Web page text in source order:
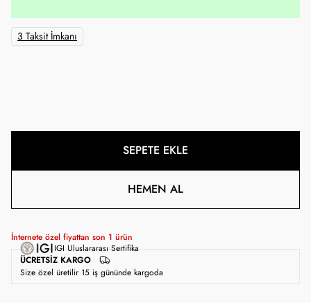
3 Taksit İmkanı
SEPETE EKLE
HEMEN AL
İnternete özel fiyattan son 1 ürün
ÜCRETSIZ KARGO
IGI Uluslararası Sertifika
Size özel üretilir 15 iş gününde kargoda